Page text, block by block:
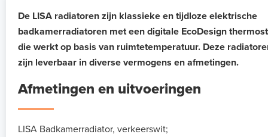
De LISA radiatoren zijn klassieke en tijdloze elektrische
badkamerradiatoren met een digitale EcoDesign
die werkt op basis van ruimtetemperatuur. Deze
zijn leverbaar in diverse vermogens en afmetingen.
Afmetingen en uitvoeringen
LISA Badkamerradiator, verkeerswit;